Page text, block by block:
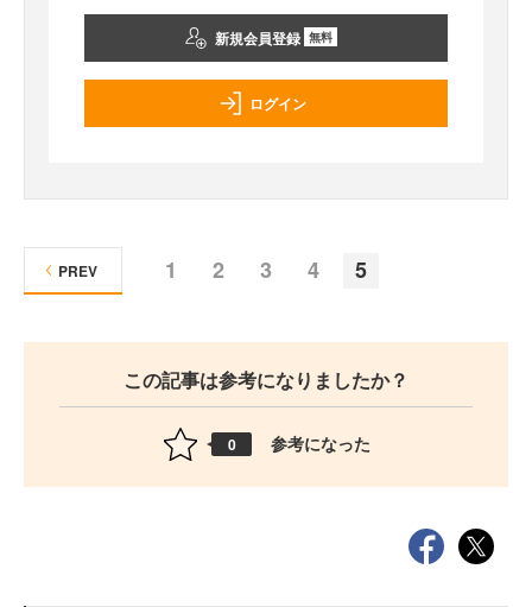
新規会員登録 無料
ログイン
1 2 3 4 5
PREV
この記事は参考になりましたか？
0 参考になった